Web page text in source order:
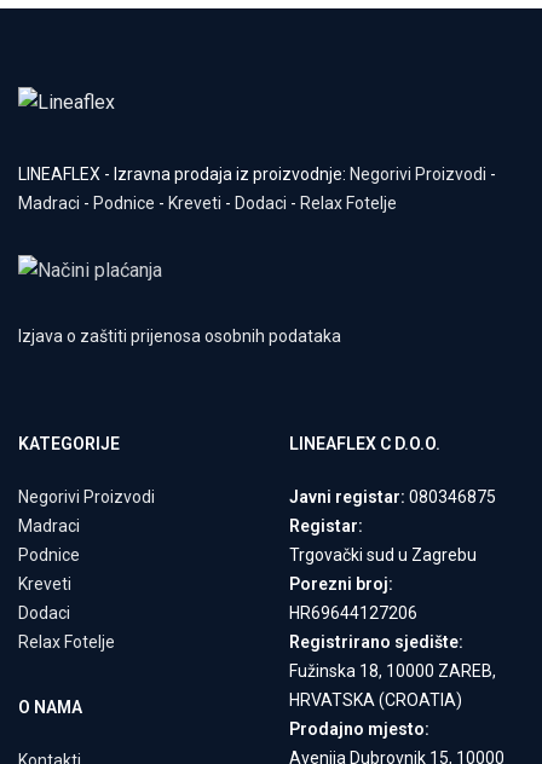
LINEAFLEX - Izravna prodaja iz proizvodnje: Negorivi Proizvodi -
Madraci - Podnice - Kreveti - Dodaci - Relax Fotelje
Izjava o zaštiti prijenosa osobnih podataka
KATEGORIJE
Negorivi Proizvodi
Madraci
Podnice
Kreveti
Dodaci
Relax Fotelje
O NAMA
LINEAFLEX C D.O.O.
Javni registar: 080346875
Registar:
Trgovački sud u Zagrebu
Porezni broj:
HR69644127206
Registrirano sjedište:
Fužinska 18, 10000 ZAREB,
HRVATSKA (CROATIA)
Prodajno mjesto:
Avenija Dubrovnik 15, 10000